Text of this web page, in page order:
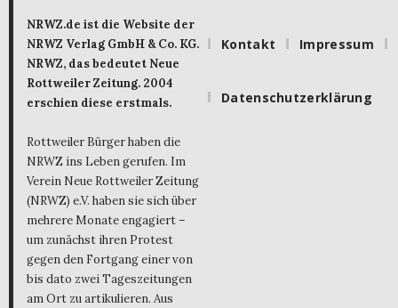
NRWZ.de ist die Website der
NRWZ Verlag GmbH & Co. KG.
NRWZ, das bedeutet Neue
Rottweiler Zeitung. 2004
erschien diese erstmals.
Rottweiler Bürger haben die
NRWZ ins Leben gerufen. Im
Verein Neue Rottweiler Zeitung
(NRWZ) e.V. haben sie sich über
mehrere Monate engagiert –
um zunächst ihren Protest
gegen den Fortgang einer von
bis dato zwei Tageszeitungen
am Ort zu artikulieren. Aus
Kontakt Impressum
Datenschutzerklärung